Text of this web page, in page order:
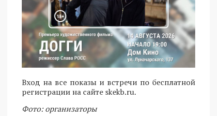
Вход на все показы и встречи по бесплатной
регистрации на сайте skekb.ru.
Фото: организаторы